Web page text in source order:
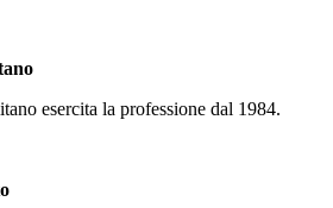
esercita la professione dal 1984.